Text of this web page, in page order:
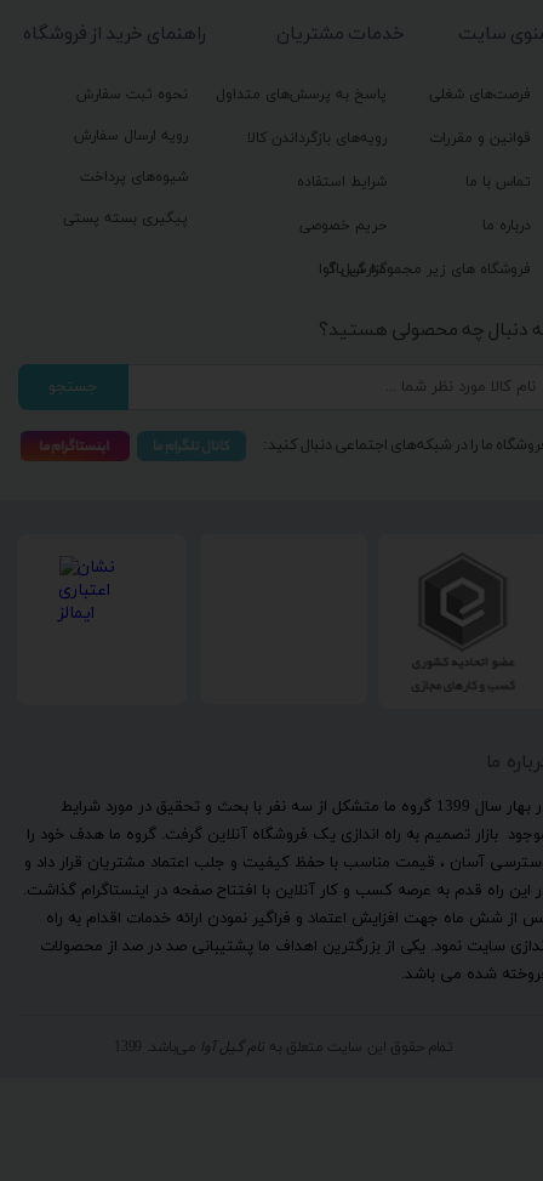
ما
​در بهار سال 1399 گروه ما متشکل از سه نفر با بحث و تحقیق در مورد شرایط
بازار تصمیم به راه اندازی یک فروشگاه آنلاین گرفت. گروه ما هدف خود را
آسان ، قیمت مناسب با حفظ کیفیت و جلب اعتماد مشتریان قرار داد و
این راه قدم به عرصه کسب و کار آنلاین با افتتاح صفحه در اینستاگرام گذاشت.
از شش ماه جهت افزایش اعتماد و فراگیر نمودن ارائه خدمات اقدام به راه
سایت نمود. یکی از بزرگترین اهداف ما پشتیبانی صد در صد از محصولات
شده می باشد.
تمام حقوق این سایت متعلق به نام گیل آوا می‌باشد. 1399
راهنمای خرید از فروشگاه
نحوه ثبت سفارش
رویه ارسال سفارش
شیوه‌های پرداخت
پیگیری بسته پستی
خدمات مشتریان
پاسخ به پرسش‌های متداول
رویه‌های بازگرداندن کالا
شرایط استفاده
حریم خصوصی
گزارش باگ
سایت
فرصت‌های شغلی
قوانین و مقررات
تماس با ما
درباره ما
فروشگاه های زیر مجموعه گیل آوا
دنبال چه محصولی هستید؟
جستجو
ما را در شبکه‌های اجتماعی دنبال کنید: